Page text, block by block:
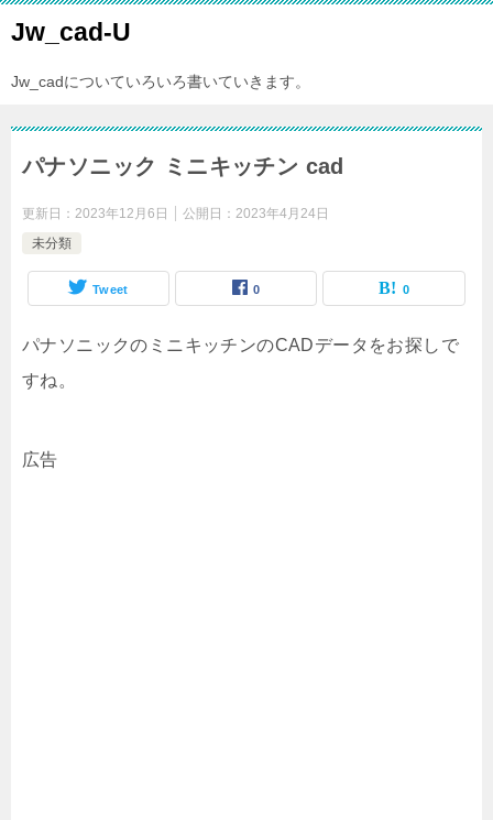
Jw_cad-U
Jw_cadについていろいろ書いていきます。
パナソニック ミニキッチン cad
更新日： 2023年12月6日 公開日： 2023年4月24日
未分類
Tweet 0 0
パナソニックのミニキッチンのCADデータをお探しで
すね。
広告